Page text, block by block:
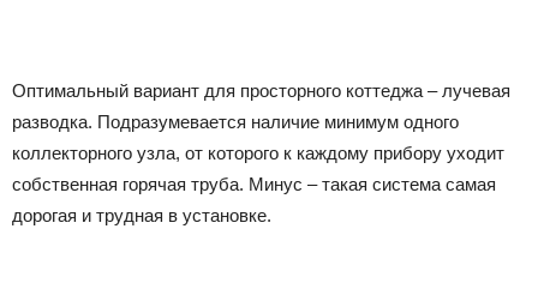
Оптимальный вариант для просторного коттеджа – лучевая
разводка. Подразумевается наличие минимум одного
коллекторного узла, от которого к каждому прибору уходит
собственная горячая труба. Минус – такая система самая
дорогая и трудная в установке.